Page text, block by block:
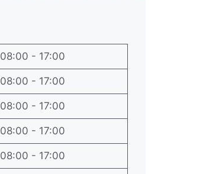
08:00 - 17:00
08:00 - 17:00
08:00 - 17:00
08:00 - 17:00
08:00 - 17:00